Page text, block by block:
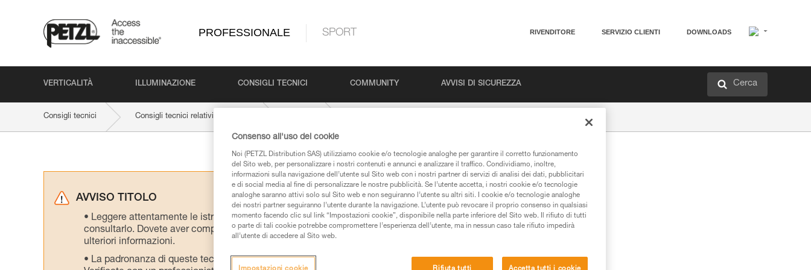
PROFESSIONALE SPORT RIVENDITORE SERVIZIO CLIENTI DOWNLOADS
VERTICALITÀ ILLUMINAZIONE CONSIGLI TECNICI COMMUNITY AVVISI DI SICUREZZA Cerca
Consigli tecnici Consigli tecnici relativi al prodotto
AVVISO TITOLO
Leggere attentamente le istruzioni tecniche dei prodotti utilizzati in questo consiglio prima di
consultarlo. Dovete aver compreso le informazioni dell’istruzione tecnica per poter capire queste
ulteriori informazioni.
La padronanza di queste tecniche richiede una formazione ed un addestramento specifico.
Consenso all'uso dei cookie
Noi (PETZL Distribution SAS) utilizziamo cookie e/o tecnologie analoghe per garantire il corretto funzionamento
del Sito web, per personalizzare i nostri contenuti e annunci e analizzare il traffico. Condividiamo, inoltre,
informazioni sulla navigazione dell’utente sul Sito web con i nostri partner di servizi di analisi dei dati, pubblicitari
e di social media al fine di personalizzare le nostre pubblicità. Se l’utente accetta, i nostri cookie e/o tecnologie
analoghe saranno attivi solo sul Sito web e non seguiranno l’utente su altri siti. I cookie e/o tecnologie analoghe
dei nostri partner seguiranno l’utente durante la navigazione. L’utente può revocare il proprio consenso in qualsiasi
momento facendo clic sul link “Impostazioni cookie”, disponibile nella parte inferiore del Sito web. Il rifiuto di tutti
o parte di tali cookie potrebbe compromettere l’esperienza dell’utente, ma in nessun caso tale rifiuto impedirà
all’utente di accedere al Sito web.